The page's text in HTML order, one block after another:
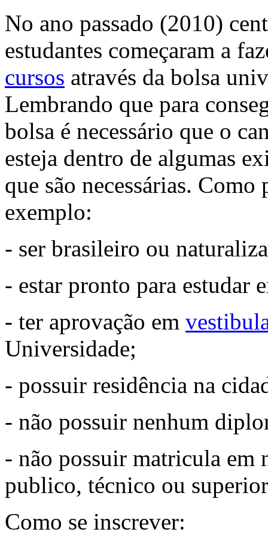
No ano passado (2010)
estudantes começaram a
cursos através da bolsa
Lembrando que para
bolsa é necessário que o
esteja dentro de algumas
que são necessárias. Como
exemplo:
- ser brasileiro ou
- estar pronto para estudar
- ter aprovação em
Universidade;
- possuir residência na
- não possuir nenhum
- não possuir matricula em
publico, técnico ou
Como se inscrever: